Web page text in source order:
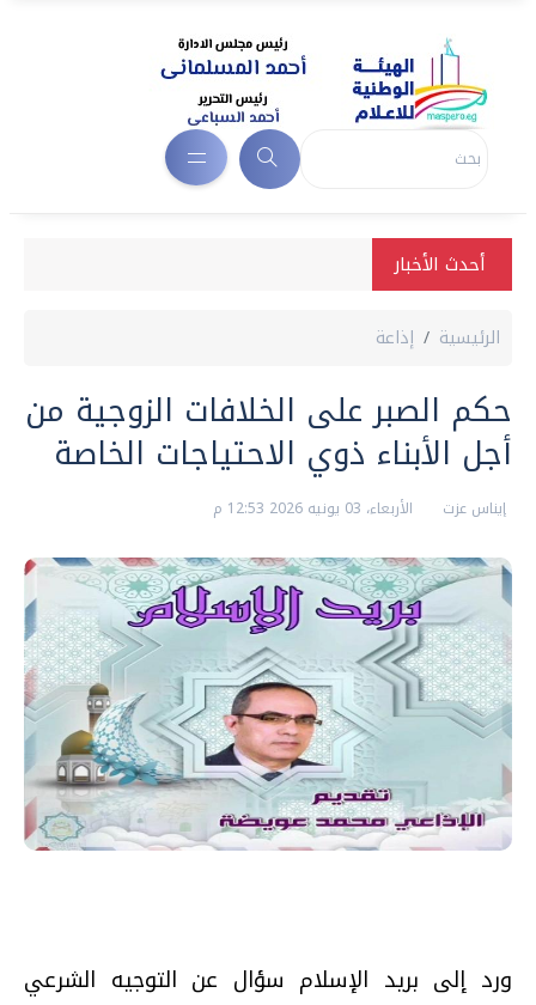
أحدث الأخبار
الرئيسية إذاعة
حكم الصبر على الخلافات الزوجية من
أجل الأبناء ذوي الاحتياجات الخاصة
إيناس عزت الأربعاء، 03 يونيه 2026 12:53 م
ورد إلى بريد الإسلام سؤال عن التوجيه الشرعي